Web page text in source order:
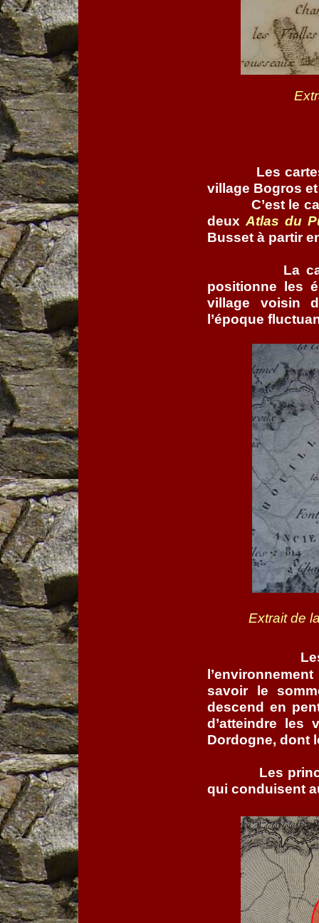
Les
village Bogros
C’est le
deux Atlas du
Busset à partir
La
positionne les
village voisin
l’époque
Extrait de
savoir le
descend en
d’atteindre les
Dordogne, dont
Les
qui conduisent